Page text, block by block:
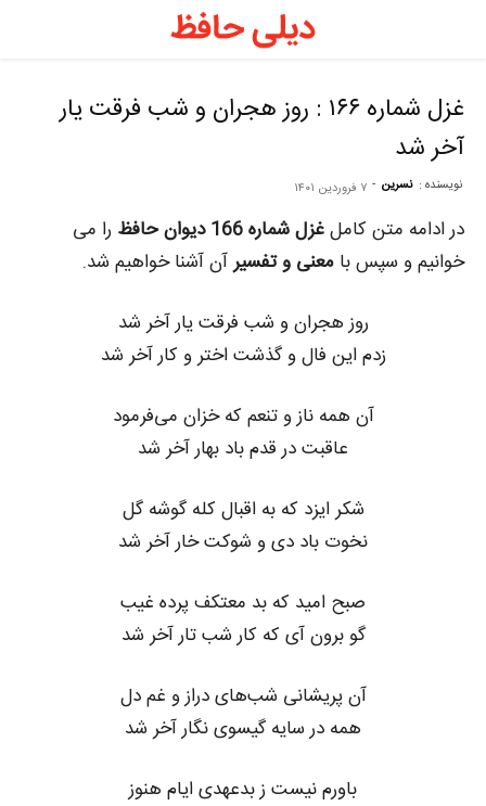
غزل شماره ۱۶۶ : روز هجران و شب فرقت یار
آخر شد
نویسنده : نسرین - ۷ فروردین ۱۴۰۱
در ادامه متن کاملغزل شماره 166 دیوان حافظ
را می
خوانیم و سپس با معنی و تفسیرآن آشنا خواهیم شد.
روز هجران و شب فرقت یار آخر شد
زدم این فال و گذشت اختر و کار آخر شد
آن همه ناز و تنعم که خزان می‌فرمود
عاقبت در قدم باد بهار آخر شد
شکر ایزد که به اقبال کله گوشه گل
نخوت باد دی و شوکت خار آخر شد
صبح امید که بد معتکف پرده غیب
گو برون آی که کار شب تار آخر شد
آن پریشانی شب‌های دراز و غم دل
همه در سایه گیسوی نگار آخر شد
باورم نیست ز بدعهدی ایام هنوز